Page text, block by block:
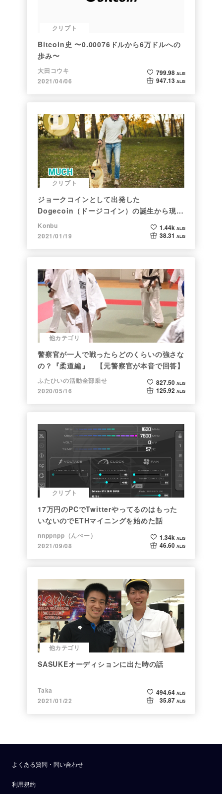
クリプト
Bitcoin史 〜0.00076ドルから6万ドルへの
歩み〜
大田コウキ
2021/04/06
799.98 ALIS
947.13 ALIS
クリプト
ジョークコインとして出発した
Dogecoin（ドージコイン）の誕生から現在
まで。注目される非証券性🐶
Konbu
2021/01/19
1.44k ALIS
38.31 ALIS
他カテゴリ
警察官が一人で戦ったらどのくらいの強さな
の？『柔道編』 【元警察官が本音で回答】
ふたひいの活動全部乗せ
2020/05/16
827.50 ALIS
125.92 ALIS
クリプト
17万円のPCでTwitterやってるのはもった
いないのでETHマイニングを始めた話
nnppnpp（んぺー）
2021/09/08
1.34k ALIS
46.60 ALIS
他カテゴリ
SASUKEオーディションに出た時の話
Taka
2021/01/22
494.64 ALIS
35.87 ALIS
よくある質問・問い合わせ
利用規約